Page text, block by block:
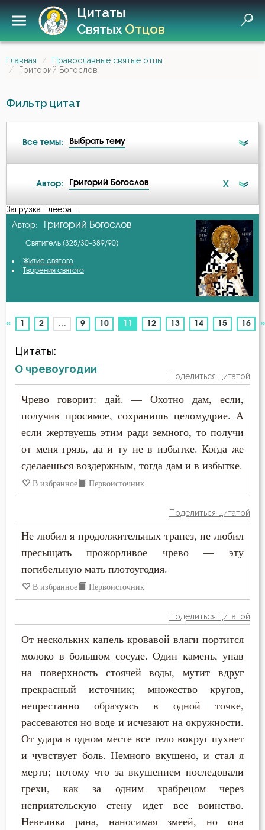
Цитаты
СвятыхОтцов
Главная
Православные святые отцы
Григорий Богослов
Фильтр цитат
Все темы: Выбрать тему
Ангел
Атеизм
Беда
Благодать
Благочестие
Ближний
Блуд
Бог
Богопознание
Борьба
Ведение
Вера
Воздержание
Воплощение
Автор: Григорий Богослов X
А-я
Авва Дорофей
Авва Исайя (Скитский)
Авва Феона
Авва Филимон
Аврелий Августин
Амвросий Оптинский (Гренков)
Амфилохий Иконийский
Анастасий Синаит
Анатолий Оптинский (Зерцалов)
Антоний Великий
Антоний Оптинский (Путилов)
Арсений Великий
Варнава
Варсонофий Оптинский (Плиханков)
Василий Великий
Григорий Богослов
Григорий Великий (Двоеслов)
Григорий Нисский
Загрузка плеера...
Автор: Григорий Богослов
Святитель (325/30–389/90)
Житие святого
Творения святого
« 1 2 … 9 10 11 (current)
12 13 14 15 16 »
Цитаты:
О чревоугодии
Поделиться цитатой
Чрево говорит: дай. — Охотно дам, если,
получив просимое, сохранишь целомудрие. А
если жертвуешь этим ради земного, то получи
от меня грязь, да и ту не в избытке. Когда же
сделаешься воздержным, тогда дам и в избытке.
В избранное Первоисточник
Поделиться цитатой
Не любил я продолжительных трапез, не любил
пресыщать прожорливое чрево — эту
погибельную мать плотоугодия.
В избранное Первоисточник
Поделиться цитатой
От нескольких капель кровавой влаги портится
молоко в большом сосуде. Один камень, упав
на поверхность стоячей воды, мутит вдруг
прекрасный источник; множество кругов,
непрестанно образуясь в одной точке,
рассеваются но воде и исчезают на окружности.
От удара в одном месте все тело вокруг пухнет
и чувствует боль. Немного вкушено, и стал я
мертв; потому что за вкушением последовали
грехи, как за одним храбрецом через
неприятельскую стену идет все воинство.
Невелика рана, наносимая змеей, но она